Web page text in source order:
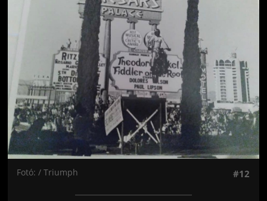
Fotó: / Triumph #12